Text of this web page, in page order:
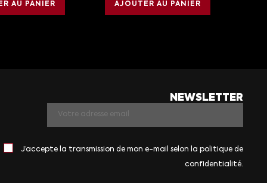
AU PANIER AJOUTER AU PANIER
NEWSLETTER
J’accepte la transmission de mon e-mail selon la politique de
confidentialité.